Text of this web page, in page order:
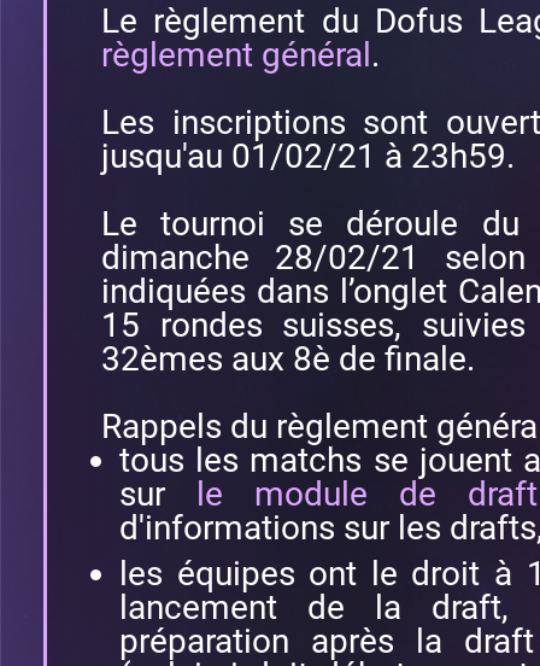
Le règlement du Dofus
règlement général.
Les inscriptions sont
jusqu'au 01/02/21 à 23h59.
Le tournoi se déroule
dimanche 28/02/21
indiquées dans l’onglet
15 rondes suisses,
32èmes aux 8è de finale.
Rappels du règlement
tous les matchs se jouent
sur le module de
d'informations sur les
les équipes ont le droit à
lancement de la
préparation après la